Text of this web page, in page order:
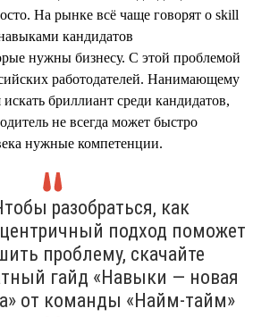
На рынке всё чаще говорят о skill
кандидатов
нужны бизнесу. С этой проблемой
работодателей. Нанимающему
бриллиант среди кандидатов,
не всегда может быстро
нужные компетенции.
разобраться, как
подход поможет
проблему, скачайте
гайд «Навыки — новая
от команды «Найм-тайм»